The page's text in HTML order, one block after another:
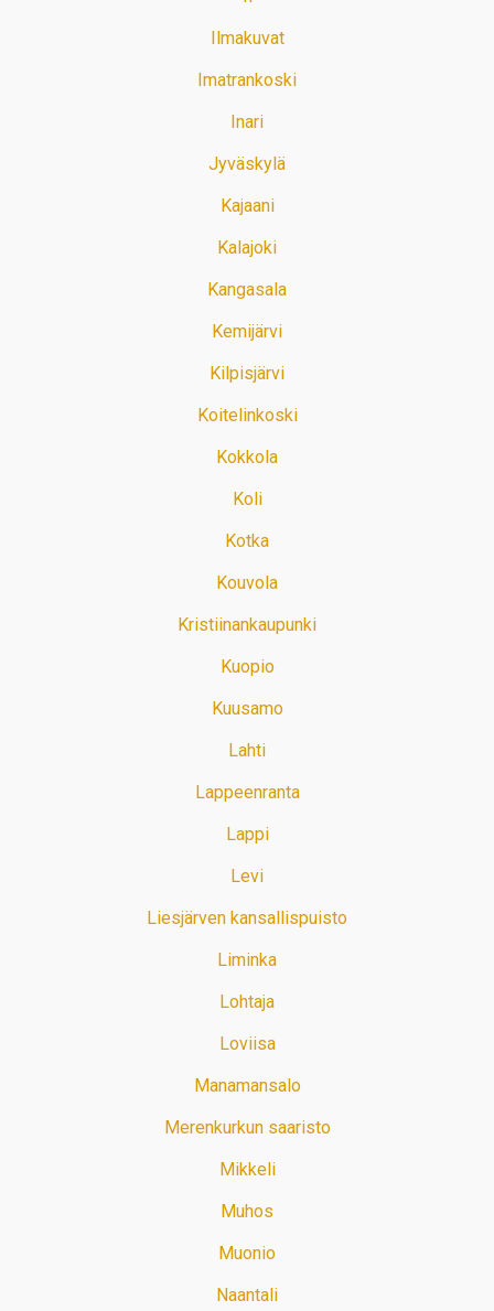
Ilmakuvat
Imatrankoski
Inari
Jyväskylä
Kajaani
Kalajoki
Kangasala
Kemijärvi
Kilpisjärvi
Koitelinkoski
Kokkola
Koli
Kotka
Kouvola
Kristiinankaupunki
Kuopio
Kuusamo
Lahti
Lappeenranta
Lappi
Levi
Liesjärven kansallispuisto
Liminka
Lohtaja
Loviisa
Manamansalo
Merenkurkun saaristo
Mikkeli
Muhos
Muonio
Naantali